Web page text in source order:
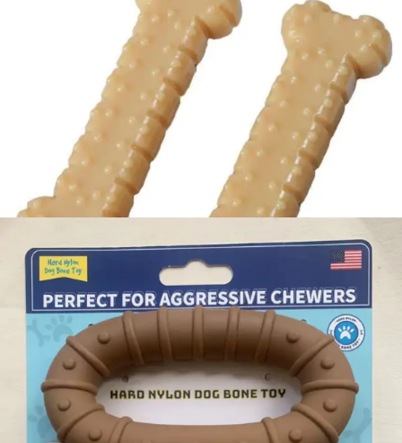
צעצוע לעיסה בצורת עצם בטעם בוטנים לכלב
מחיר: 84.00₪
+
כמות
של
צעצוע
לעיסה
בצורת
- להמשך הזמנה ורכישה